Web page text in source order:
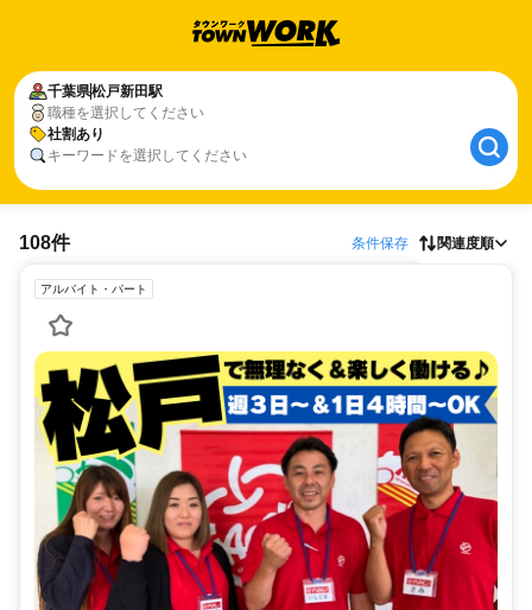
千葉県松戸新田駅
職種を選択してください
社割あり
キーワードを選択してください
108件 条件保存 関連度順
アルバイト・パート